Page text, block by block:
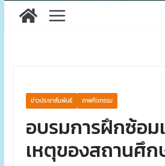
ข่าวประชาสัมพันธ์ ภาพกิจกรรม
อบรมการฝึกซ้อ
เหตุของสถานศึก